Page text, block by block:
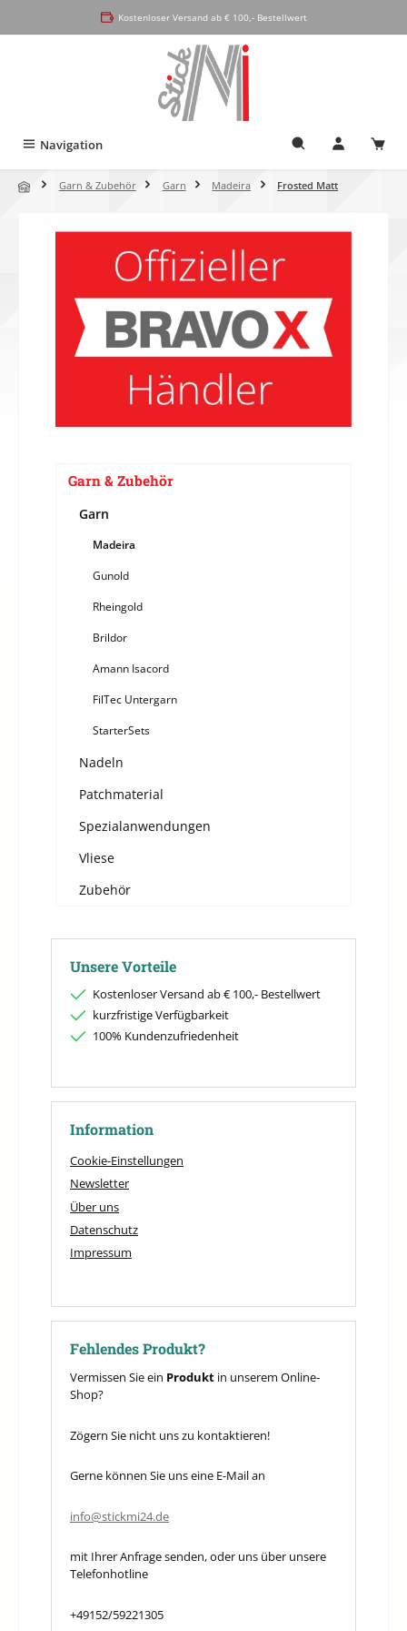
Kostenloser Versand ab € 100,- Bestellwert
Navigation
Garn & Zubehör Garn Madeira Frosted Matt
Garn & Zubehör
Garn
Madeira
Gunold
Rheingold
Brildor
Amann Isacord
FilTec Untergarn
StarterSets
Nadeln
Patchmaterial
Spezialanwendungen
Vliese
Zubehör
Unsere Vorteile
Kostenloser Versand ab € 100,- Bestellwert
kurzfristige Verfügbarkeit
100% Kundenzufriedenheit
Information
Cookie-Einstellungen
Newsletter
Über uns
Datenschutz
Impressum
Fehlendes Produkt?
Vermissen Sie ein Produkt in unserem Online-
Shop?
Zögern Sie nicht uns zu kontaktieren!
Gerne können Sie uns eine E-Mail an
info@stickmi24.de
mit Ihrer Anfrage senden, oder uns über unsere
Telefonhotline
+49152/59221305